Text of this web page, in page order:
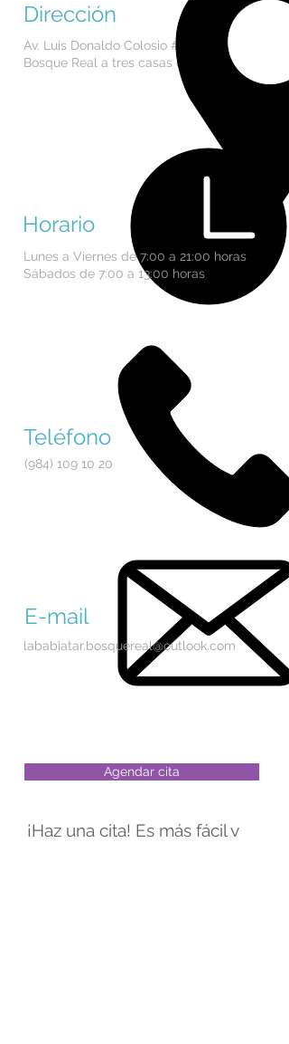
Av. Luis Donaldo Colosio #340 Col.
Bosque Real a tres casas del Oxxo.
Dirección
Horario
(984) 109 10 20
E-mail
Teléfono
lababiatar.bosquereal@outlook.com
Lunes a Viernes de 7:00 a 21:00 horas
Sábados de 7:00 a 13:00 horas
Agendar cita
¡Haz una cita! Es más fácil y